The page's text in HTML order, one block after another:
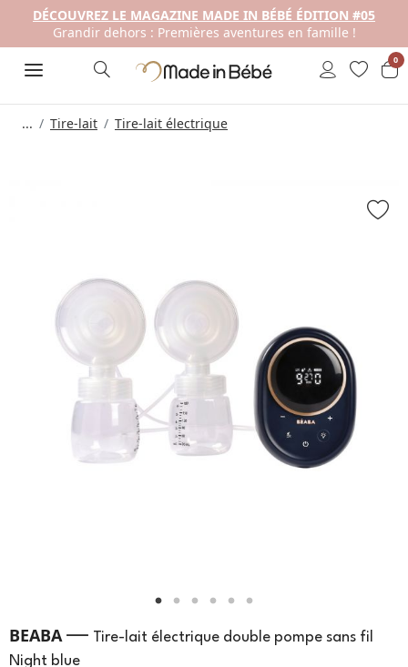
DÉCOUVREZ LE MAGAZINE MADE IN BÉBÉ ÉDITION #05
Grandir dehors : Premières aventures en famille !
0
... Tire-lait Tire-lait électrique
BEABA — Tire-lait électrique double pompe sans fil
Night blue